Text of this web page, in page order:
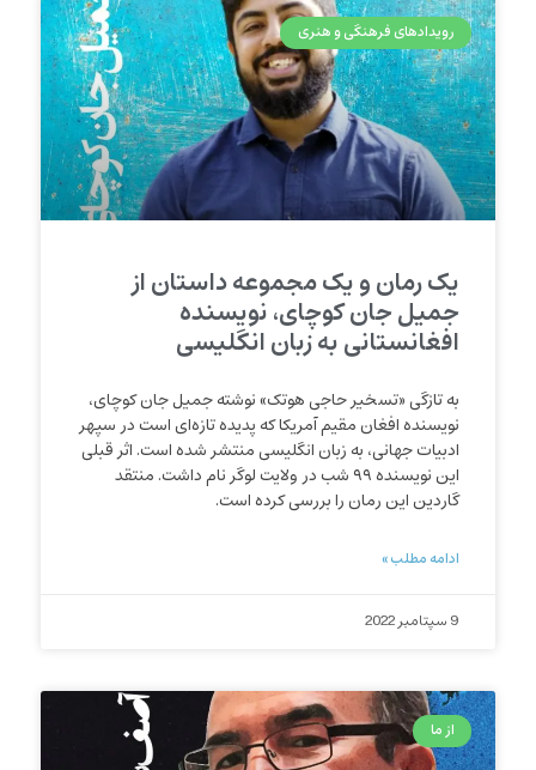
رویدادهای فرهنگی و هنری
یک رمان و یک مجموعه داستان از
جمیل جان کوچای، نویسنده
افغانستانی به زبان انگلیسی
به تازگی «تسخیر حاجی هوتک» نوشته جمیل جان کوچای،
نویسنده افغان مقیم آمریکا که پدیده تازه‌ای است در سپهر
ادبیات جهانی، به زبان انگلیسی منتشر شده است. اثر قبلی
این نویسنده ۹۹ شب در ولایت لوگر نام داشت. منتقد
گاردین این رمان را بررسی کرده است.
ادامه مطلب »
9 سپتامبر 2022
از ما